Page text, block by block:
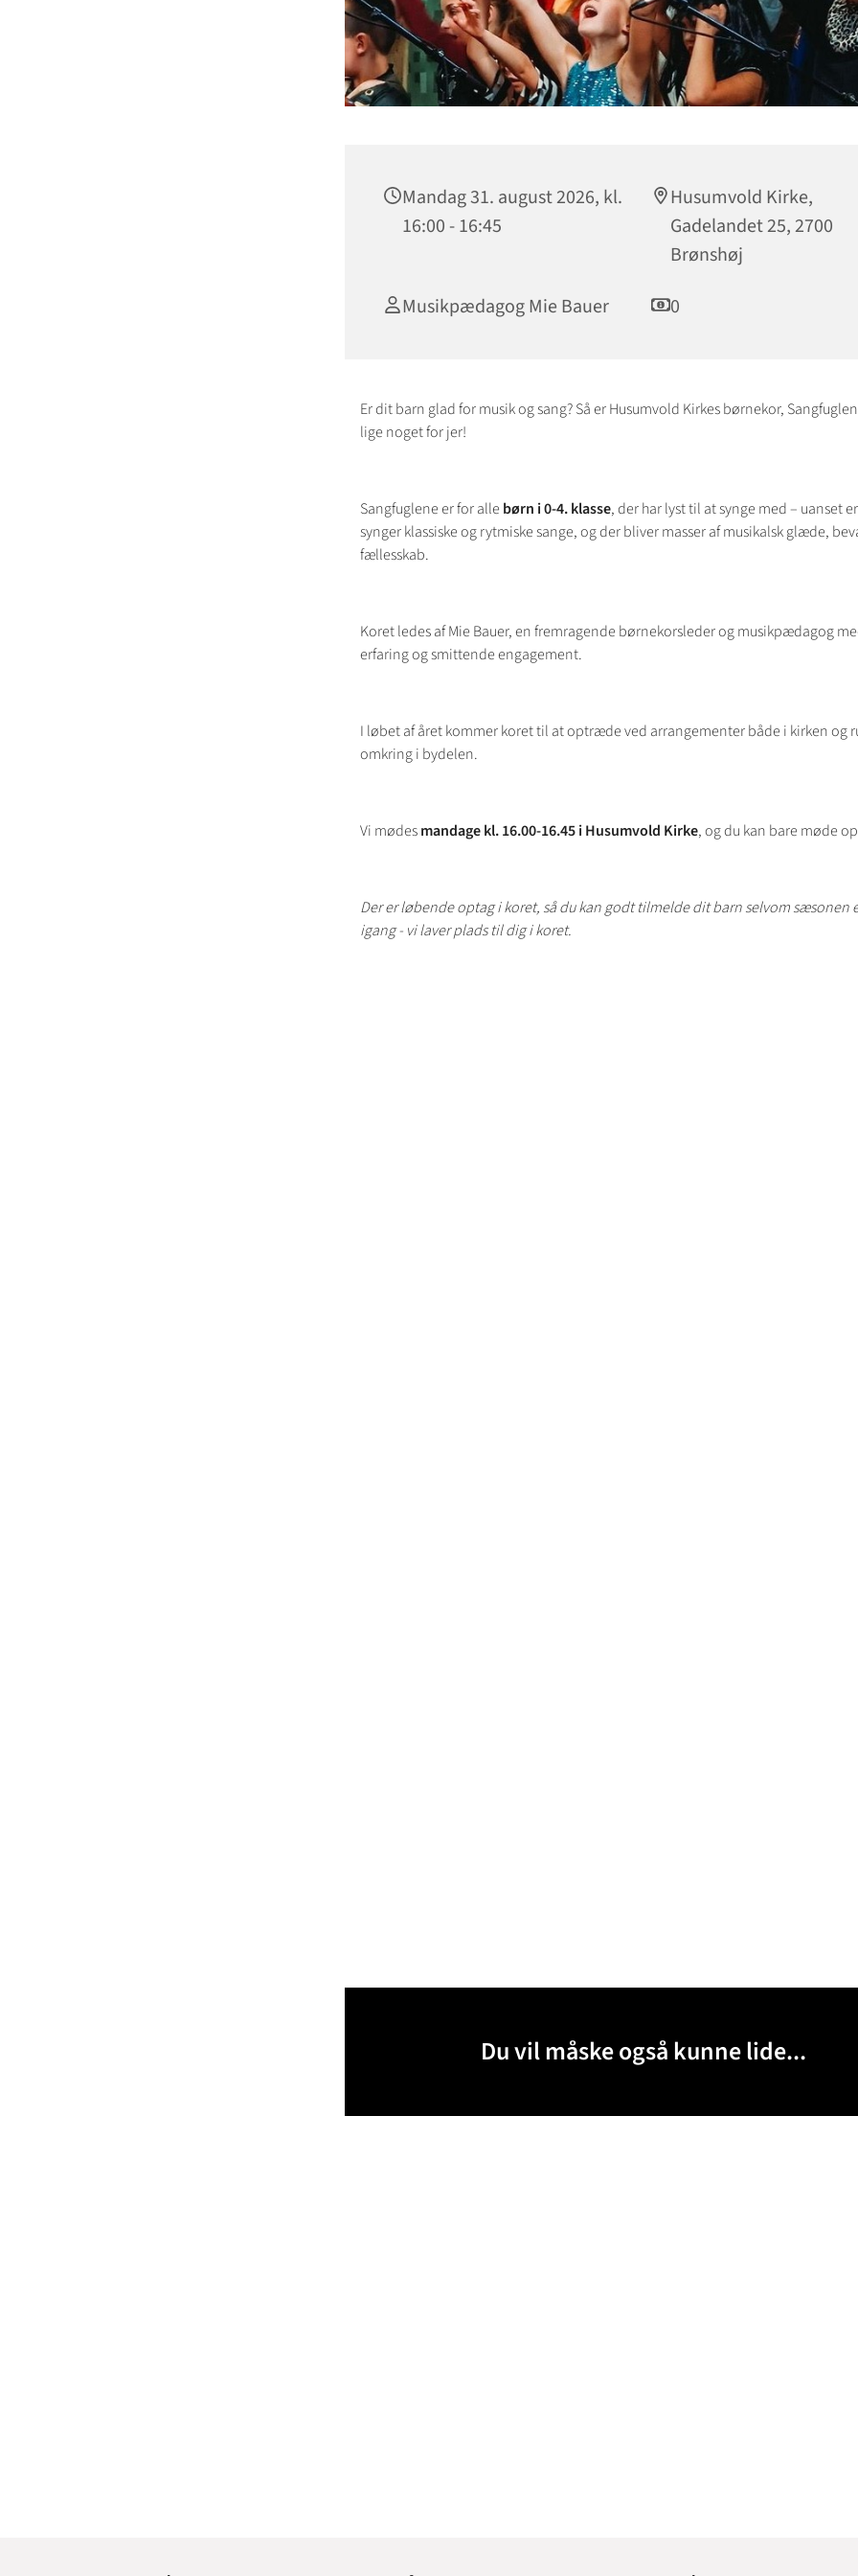
Mandag 31. august 2026, kl.
16:00 - 16:45
Husumvold Kirke,
Gadelandet 25, 2700
Brønshøj
Musikpædagog Mie Bauer
0
Er dit barn glad for musik og sang? Så er Husumvold Kirkes børnekor,
lige noget for jer!
Sangfuglene er for alle børn i 0-4. klasse, der har lyst til at synge med – uanset
synger klassiske og rytmiske sange, og der bliver masser af musikalsk glæde,
fællesskab.
Koret ledes af Mie Bauer, en fremragende børnekorsleder og musikpædagog
erfaring og smittende engagement.
I løbet af året kommer koret til at optræde ved arrangementer både i kirken og
omkring i bydelen.
Vi mødesmandage kl. 16.00-16.45 i Husumvold Kirke, og du kan bare møde
Der er løbende optag i koret, så du kan godt tilmelde dit barn selvom sæsonen
igang - vi laver plads til dig i koret.
Du vil måske også kunne lide...